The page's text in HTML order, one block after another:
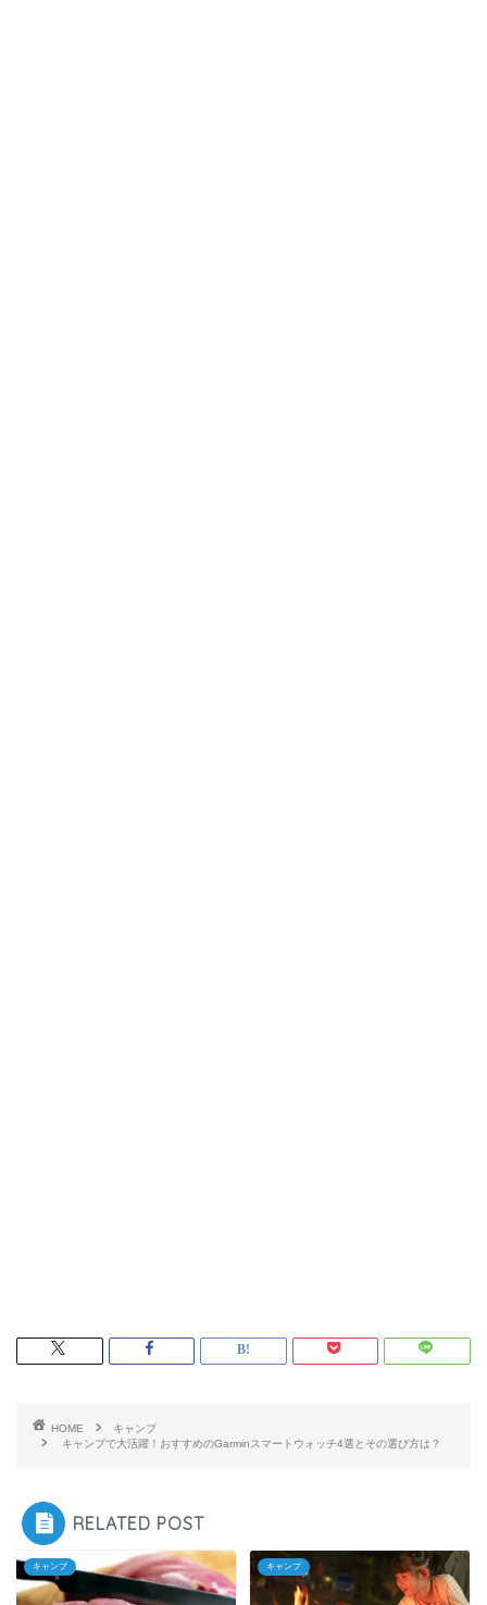
HOME
キャンプ
キャンプで大活躍！おすすめのGarminスマートウォッチ4選とその選び方は？
RELATED POST
キャンプ キャンプ